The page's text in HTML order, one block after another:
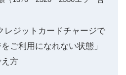
レジットカードチャージで
ご利用になれない状態」
方